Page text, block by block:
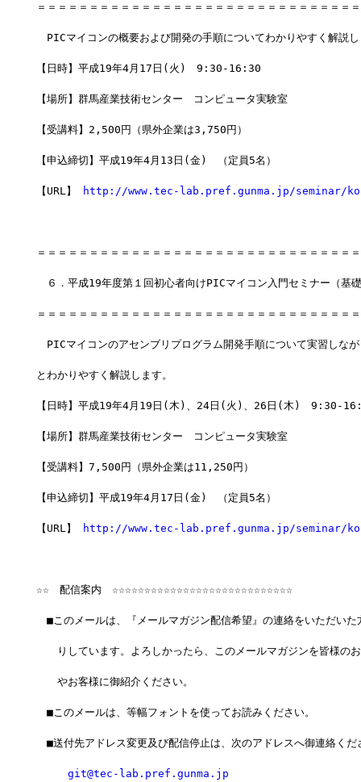
＝＝＝＝＝＝＝＝＝＝＝＝＝＝＝＝＝＝＝＝＝＝＝＝＝＝＝＝＝＝
PICマイコンの概要および開発の手順についてわかりやすく解説
【日時】平成19年4月17日(火)　9:30-16:30
【場所】群馬産業技術センター　コンピュータ実験室
【受講料】2,500円（県外企業は3,750円）
【申込締切】平成19年4月13日(金)　（定員5名）
【URL】 http://www.tec-lab.pref.gunma.jp/seminar/
＝＝＝＝＝＝＝＝＝＝＝＝＝＝＝＝＝＝＝＝＝＝＝＝＝＝＝＝＝＝
６．平成19年度第１回初心者向けPICマイコン入門セミナー（基
＝＝＝＝＝＝＝＝＝＝＝＝＝＝＝＝＝＝＝＝＝＝＝＝＝＝＝＝＝＝
PICマイコンのアセンブリプログラム開発手順について実習しな
とわかりやすく解説します。
【日時】平成19年4月19日(木)、24日(火)、26日(木)　9:30-
【場所】群馬産業技術センター　コンピュータ実験室
【受講料】7,500円（県外企業は11,250円）
【申込締切】平成19年4月17日(金)　（定員5名）
【URL】 http://www.tec-lab.pref.gunma.jp/seminar/
☆☆　配信案内　☆☆☆☆☆☆☆☆☆☆☆☆☆☆☆☆☆☆☆☆☆☆☆☆☆☆☆☆
■このメールは、『メールマガジン配信希望』の連絡をいただいた
りしています。よろしかったら、このメールマガジンを皆様の
やお客様に御紹介ください。
■このメールは、等幅フォントを使ってお読みください。
■送付先アドレス変更及び配信停止は、次のアドレスへ御連絡くだ
git@tec-lab.pref.gunma.jp